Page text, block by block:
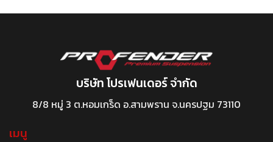
บริษัท โปรเฟนเดอร์ จำกัด
8/8 หมู่ 3 ต.หอมเกร็ด อ.สามพราน จ.นครปฐม 73110
เมนู